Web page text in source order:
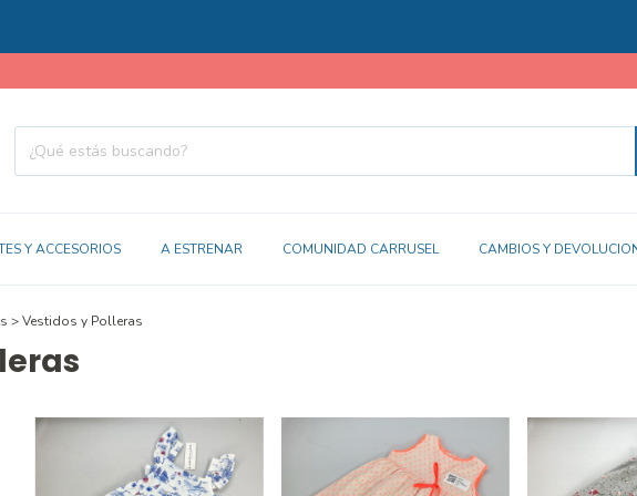
Y ACCESORIOS A ESTRENAR COMUNIDAD CARRUSEL CAMBIOS Y
>Vestidos y Polleras